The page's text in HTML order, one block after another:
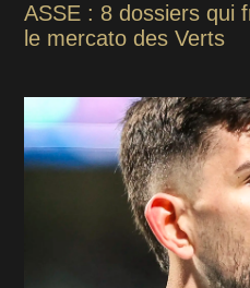
ASSE : 8 dossiers qui
le mercato des Verts